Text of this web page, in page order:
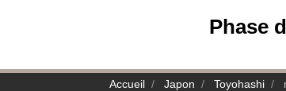
Phase
Accueil Japon Toyohashi